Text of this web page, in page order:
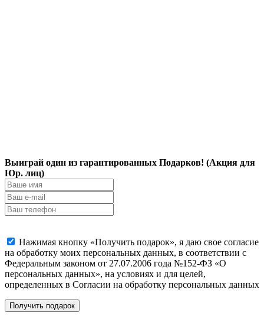
Выиграй один из гарантированных Подарков! (Акция для
Юр. лиц)
Нажимая кнопку «Получить подарок», я даю свое согласие
на обработку моих персональных данных, в соответствии с
Федеральным законом от 27.07.2006 года №152-ФЗ «О
персональных данных», на условиях и для целей,
определенных в Согласии на обработку персональных данных